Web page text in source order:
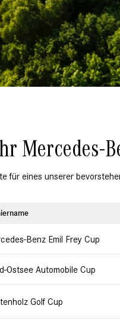
Mercedes-
für eines unserer
Benz Emil Frey Cup
Ostsee Automobile Cup
Golf Cup